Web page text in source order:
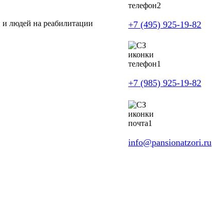
людей на реабилитации
+7 (495) 925-19-82
+7 (985) 925-19-82
info@pansionatzori.ru